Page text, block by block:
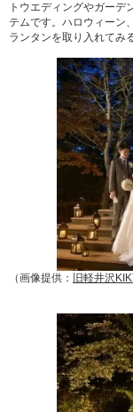
トウエディングやガーデ
テムです。ハロウィーン
ランタンを取り入れてみ
（画像提供：
旧軽井沢